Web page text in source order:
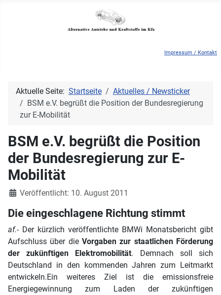
Impressum / Kontakt
Aktuelle Seite: Startseite
Aktuelles / Newsticker
BSM e.V. begrüßt die Position der Bundesregierung
zur E-Mobilität
BSM e.V. begrüßt die Position
der Bundesregierung zur E-
Mobilität
DetailsVeröffentlicht: 10. August 2011
Die eingeschlagene Richtung stimmt
af.- Der kürzlich veröffentlichte BMWi Monatsbericht gibt
Aufschluss über die Vorgaben zur staatlichen Förderung
der zukünftigen Elektromobilität. Demnach soll sich
Deutschland in den kommenden Jahren zum Leitmarkt
entwickeln.Ein weiteres Ziel ist die emissionsfreie
Energiegewinnung zum Laden der zukünftigen